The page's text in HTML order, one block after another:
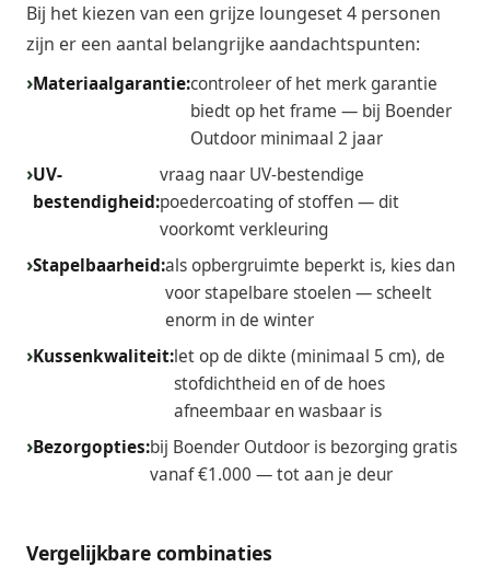
Bij het kiezen van een grijze loungeset 4 personen
zijn er een aantal belangrijke aandachtspunten:
Materiaalgarantie:controleer of het merk garantie
biedt op het frame — bij Boender
Outdoor minimaal 2 jaar
UV-
bestendigheid:
vraag naar UV-bestendige
poedercoating of stoffen — dit
voorkomt verkleuring
Stapelbaarheid:als opbergruimte beperkt is, kies dan
voor stapelbare stoelen — scheelt
enorm in de winter
Kussenkwaliteit:let op de dikte (minimaal 5 cm), de
stofdichtheid en of de hoes
afneembaar en wasbaar is
Bezorgopties:bij Boender Outdoor is bezorging gratis
vanaf €1.000 — tot aan je deur
Vergelijkbare combinaties